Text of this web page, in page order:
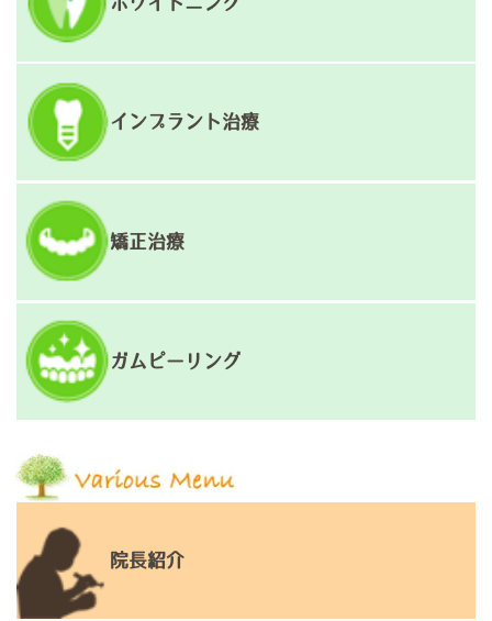
インプラント治療
矯正治療
ガムピーリング
院長紹介